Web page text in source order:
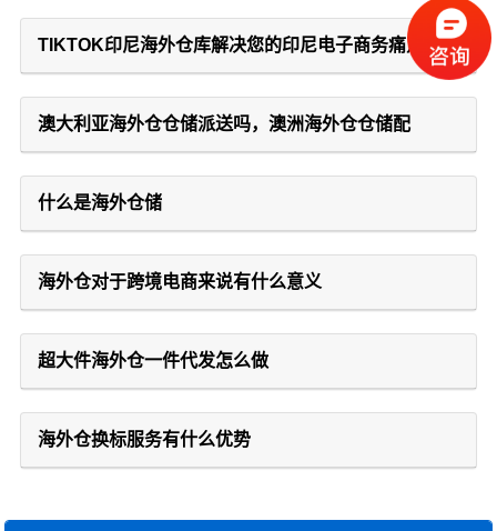
TIKTOK印尼海外仓库解决您的印尼电子商务痛点
澳大利亚海外仓仓储派送吗，澳洲海外仓仓储配
什么是海外仓储
海外仓对于跨境电商来说有什么意义
超大件海外仓一件代发怎么做
海外仓换标服务有什么优势